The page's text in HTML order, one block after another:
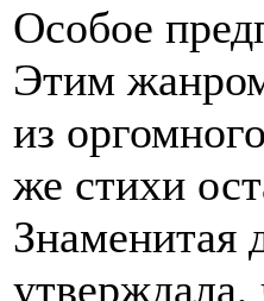
Особое
Этим
из
же стихи
Знаменитая